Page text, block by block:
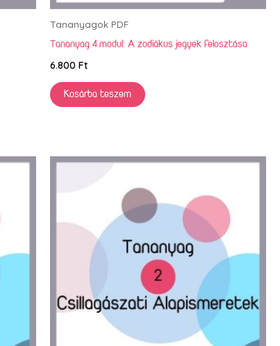
Tananyagok PDF
Tananyag 4.modul: A zodiákus jegyek felosztása
6.800 Ft
Kosárba teszem